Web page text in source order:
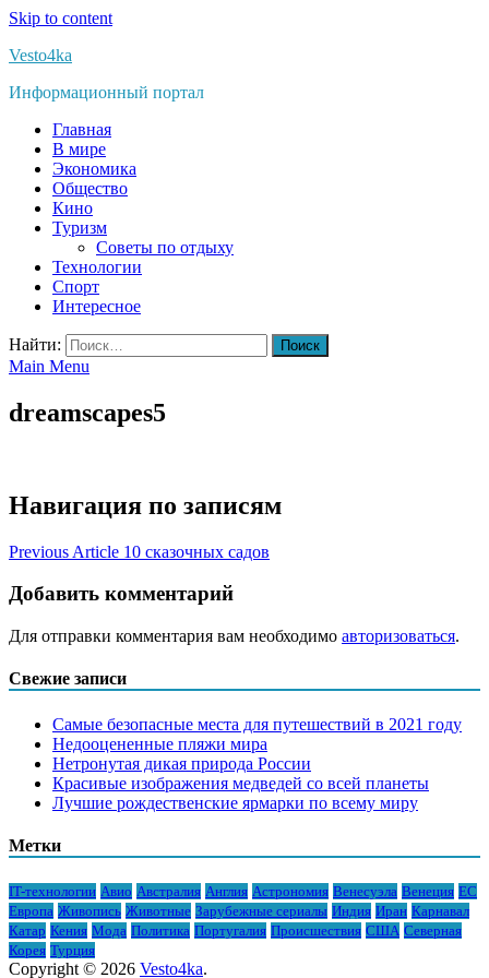
Skip to content
Vesto4ka
Информационный портал
Главная
В мире
Экономика
Общество
Кино
Туризм
Советы по отдыху
Технологии
Спорт
Интересное
Найти:
Main Menu
dreamscapes5
Навигация по записям
Previous Article 10 сказочных садов
Добавить комментарий
Для отправки комментария вам необходимо авторизоваться.
Свежие записи
Самые безопасные места для путешествий в 2021 году
Недооцененные пляжи мира
Нетронутая дикая природа России
Красивые изображения медведей со всей планеты
Лучшие рождественские ярмарки по всему миру
Метки
IT-технологии Авио Австралия Англия Астрономия Венесуэла Венеция ЕС
Европа Живопись Животные Зарубежные сериалы Индия Иран Карнавал
Катар Кения Мода Политика Португалия Происшествия США Северная
Корея Турция
Copyright © 2026 Vesto4ka.